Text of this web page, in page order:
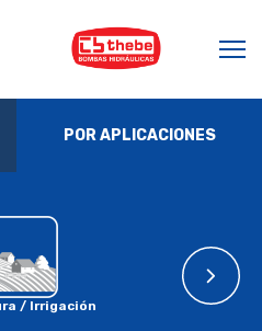
POR APLICACIONES
/ Irrigación